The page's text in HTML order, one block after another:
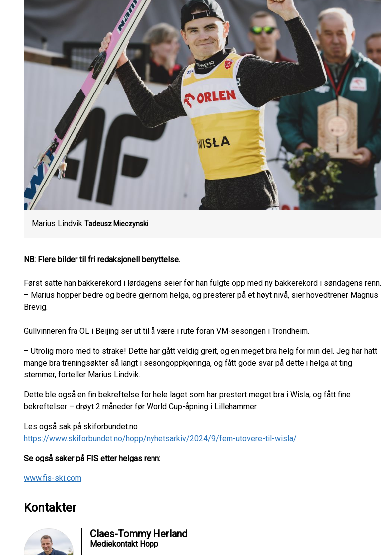
Marius Lindvik Tadeusz Mieczynski
NB: Flere bilder til fri redaksjonell benyttelse.
Først satte han bakkerekord i lørdagens seier før han fulgte opp med ny bakkerekord i søndagens renn.
– Marius hopper bedre og bedre gjennom helga, og presterer på et høyt nivå, sier hovedtrener Magnus
Brevig.
Gullvinneren fra OL i Beijing ser ut til å være i rute foran VM-sesongen i Trondheim.
– Utrolig moro med to strake! Dette har gått veldig greit, og en meget bra helg for min del. Jeg har hatt
mange bra treningsøkter så langt i sesongoppkjøringa, og fått gode svar på dette i helga at ting
stemmer, forteller Marius Lindvik.
Dette ble også en fin bekreftelse for hele laget som har prestert meget bra i Wisla, og fått fine
bekreftelser – drøyt 2 måneder før World Cup-åpning i Lillehammer.
Les også sak på skiforbundet.no
https://www.skiforbundet.no/hopp/nyhetsarkiv/2024/9/fem-utovere-til-wisla/
Se også saker på FIS etter helgas renn:
www.fis-ski.com
Kontakter
Claes-Tommy Herland
Mediekontakt Hopp